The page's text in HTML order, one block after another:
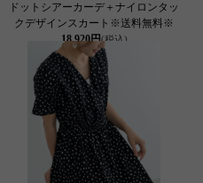
ドットシアーカーデ＋ナイロンタッ
クデザインスカート※送料無料※
18,920円(税込)